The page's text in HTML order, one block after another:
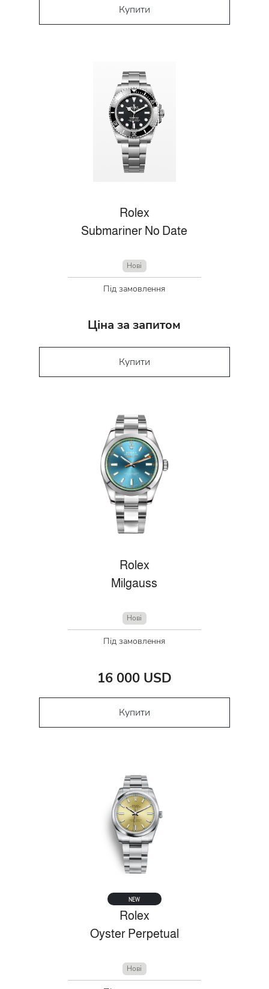
Купити
Rolex
Submariner No Date
Нові
Під замовлення
Ціна за запитом
Купити
Rolex
Milgauss
Нові
Під замовлення
16 000 USD
Купити
NEW
Rolex
Oyster Perpetual
Нові